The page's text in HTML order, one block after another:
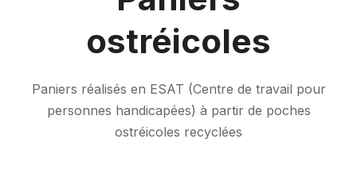
ostréicoles
Paniers réalisés en ESAT (Centre de travail pour
personnes handicapées) à partir de poches
ostréicoles recyclées